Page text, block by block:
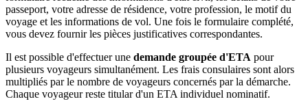
passeport, votre adresse de résidence, votre profession, le motif du
voyage et les informations de vol. Une fois le formulaire complété,
vous devez fournir les pièces justificatives correspondantes.
Il est possible d'effectuer une demande groupée d'ETA pour
plusieurs voyageurs simultanément. Les frais consulaires sont alors
multipliés par le nombre de voyageurs concernés par la démarche.
Chaque voyageur reste titular d'un ETA individuel nominatif.